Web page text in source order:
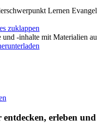
Lernen
zuklappen
-inhalte mit Materialien
erleben